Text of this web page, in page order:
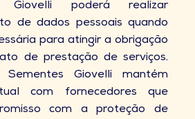
Giovelli poderá realizar
de dados pessoais quando
para atingir a obrigação
de prestação de serviços.
Giovelli mantém
com fornecedores que
com a proteção de